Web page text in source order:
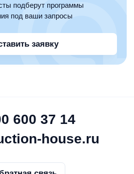
подберут программы
под ваши запросы
заявку
600 37 14
house.ru